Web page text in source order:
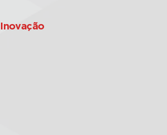
Inovação